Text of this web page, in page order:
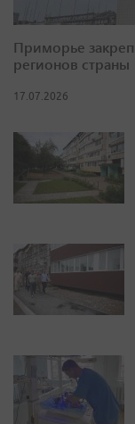
Приморье
регионов страны
17.07.2026